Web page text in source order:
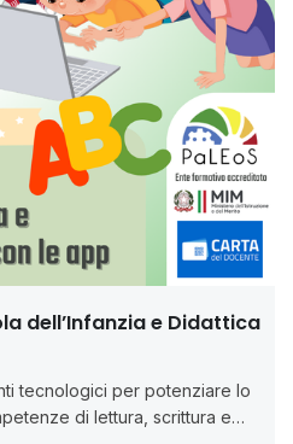
dell’Infanzia e Didattica
tecnologici per potenziare lo
di lettura, scrittura e